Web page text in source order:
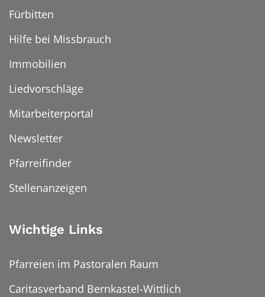
Fürbitten
Hilfe bei Missbrauch
Immobilien
Liedvorschläge
Mitarbeiterportal
Newsletter
Pfarreifinder
Stellenanzeigen
Wichtige Links
Pfarreien im Pastoralen Raum
Caritasverband Bernkastel-Wittlich